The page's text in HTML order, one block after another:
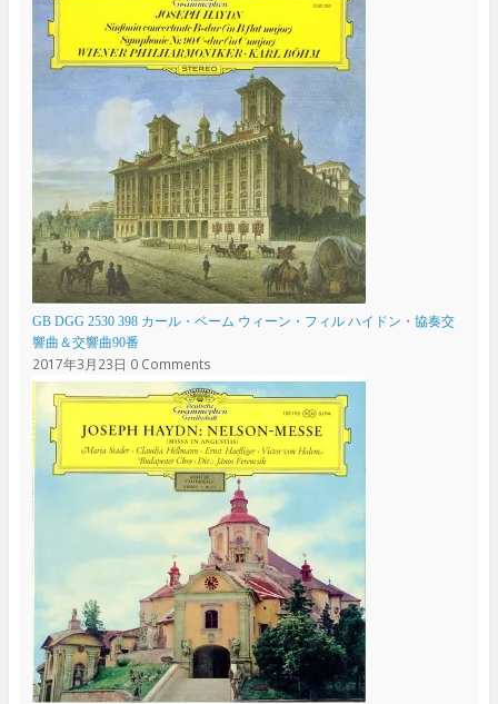
GB DGG 2530 398 カール・ベーム ウィーン・フィル ハイドン・協奏交
響曲＆交響曲90番
2017年3月23日 0 Comments